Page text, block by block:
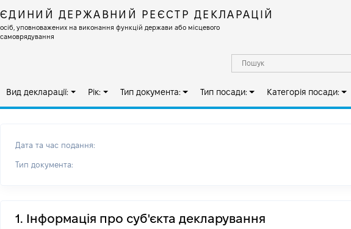
ЄДИНИЙ ДЕРЖАВНИЙ РЕЄСТР ДЕКЛАРАЦІЙ
осіб, уповноважених на виконання функцій держави або місцевого
самоврядування
Вид декларації: Рік: Тип документа: Тип посади: Категорія посади:
Дата та час подання:
Тип документа:
1. Інформація про суб'єкта декларування